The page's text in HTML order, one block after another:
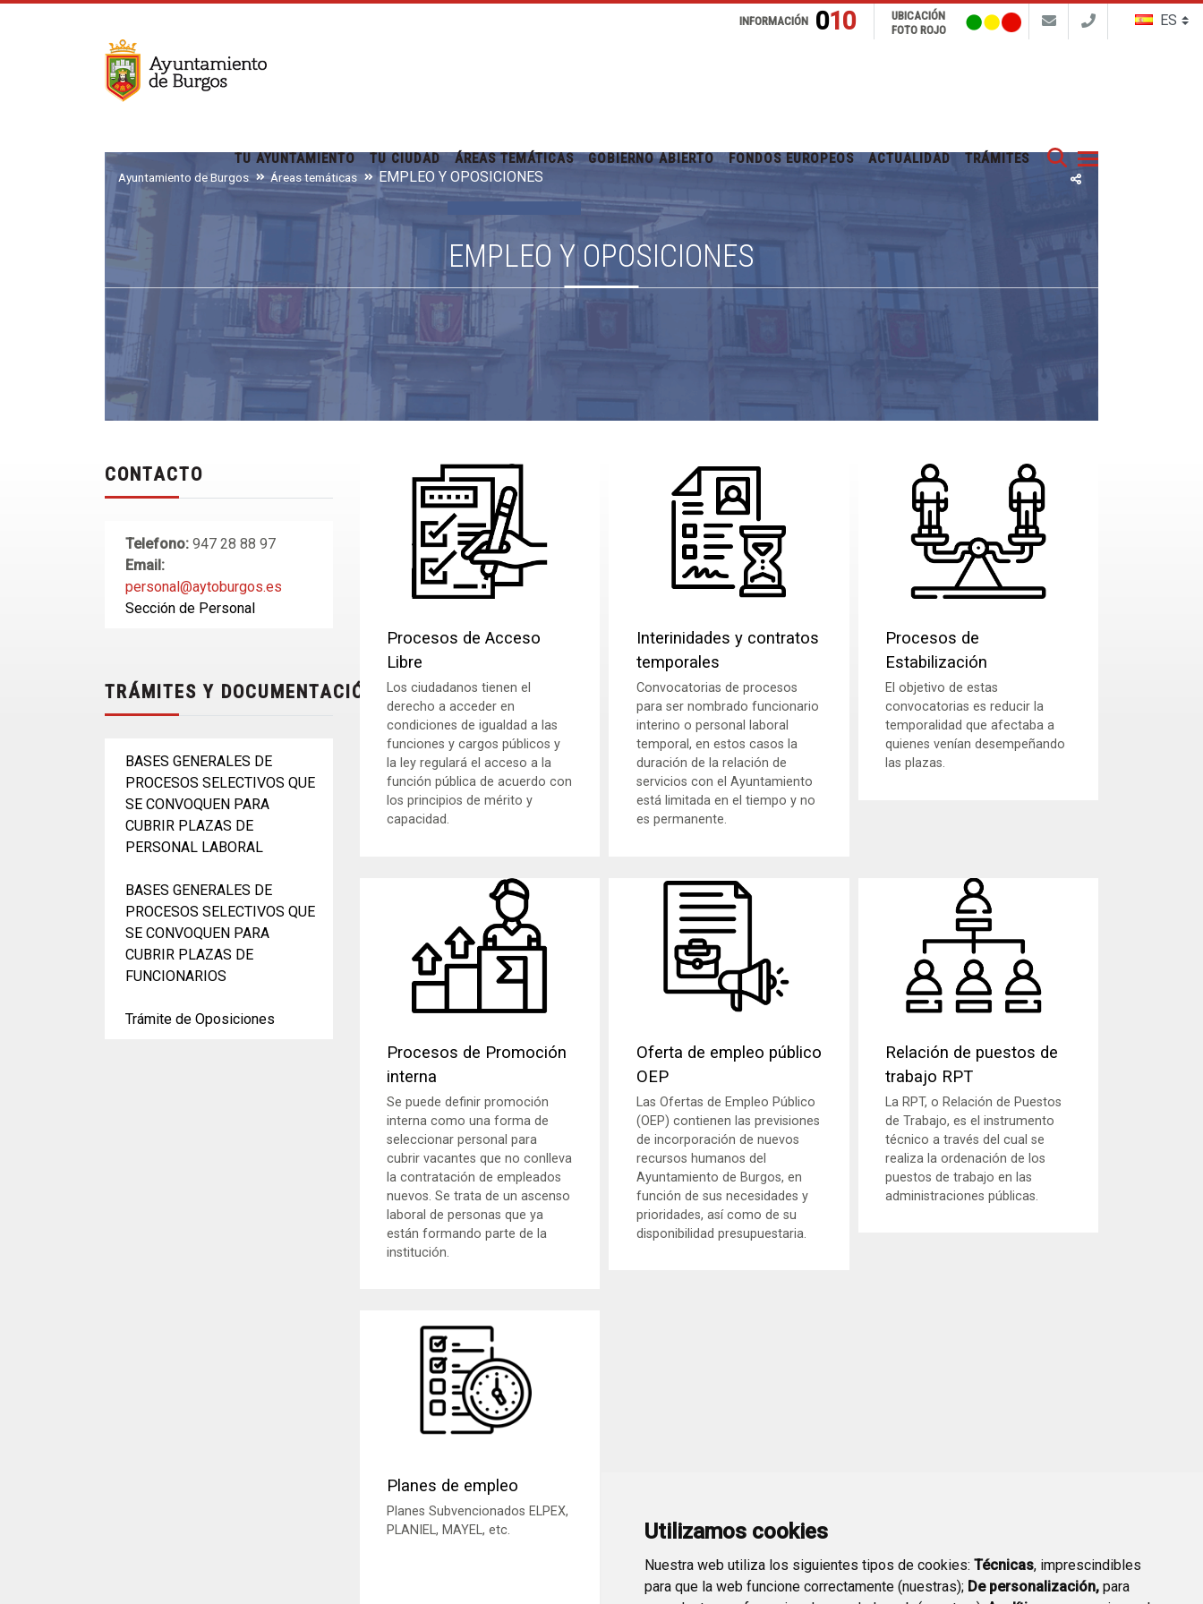
Utilizamos cookies
Nuestra web utiliza los siguientes tipos de cookies: Técnicas, imprescindibles
para que la web funcione correctamente (nuestras); De personalización, para
Buscar
INFORMACIÓN 010
UBICACIÓN
FOTO ROJO
TU AYUNTAMIENTO TU CIUDAD ÁREAS TEMÁTICAS GOBIERNO ABIERTO FONDOS EUROPEOS ACTUALIDAD TRÁMITES
Ayuntamiento de Burgos Áreas temáticas EMPLEO Y OPOSICIONES
EMPLEO Y OPOSICIONES
CONTACTO
Telefono: 947 28 88 97
Email:
personal@aytoburgos.es
Sección de Personal
TRÁMITES Y DOCUMENTACIÓN
BASES GENERALES DE
PROCESOS SELECTIVOS QUE
SE CONVOQUEN PARA
CUBRIR PLAZAS DE
PERSONAL LABORAL
BASES GENERALES DE
PROCESOS SELECTIVOS QUE
SE CONVOQUEN PARA
CUBRIR PLAZAS DE
FUNCIONARIOS
Trámite de Oposiciones
Procesos de Acceso
Libre
Los ciudadanos tienen el
derecho a acceder en
condiciones de igualdad a las
funciones y cargos públicos y
la ley regulará el acceso a la
función pública de acuerdo con
los principios de mérito y
capacidad.
Interinidades y contratos
temporales
Convocatorias de procesos
para ser nombrado funcionario
interino o personal laboral
temporal, en estos casos la
duración de la relación de
servicios con el Ayuntamiento
está limitada en el tiempo y no
es permanente.
Procesos de
Estabilización
El objetivo de estas
convocatorias es reducir la
temporalidad que afectaba a
quienes venían desempeñando
las plazas.
Procesos de Promoción
interna
Se puede definir promoción
interna como una forma de
seleccionar personal para
cubrir vacantes que no conlleva
la contratación de empleados
nuevos. Se trata de un ascenso
laboral de personas que ya
están formando parte de la
institución.
Oferta de empleo público
OEP
Las Ofertas de Empleo Público
(OEP) contienen las previsiones
de incorporación de nuevos
recursos humanos del
Ayuntamiento de Burgos, en
función de sus necesidades y
prioridades, así como de su
disponibilidad presupuestaria.
Relación de puestos de
trabajo RPT
La RPT, o Relación de Puestos
de Trabajo, es el instrumento
técnico a través del cual se
realiza la ordenación de los
puestos de trabajo en las
administraciones públicas.
Planes de empleo
Planes Subvencionados ELPEX,
PLANIEL, MAYEL, etc.